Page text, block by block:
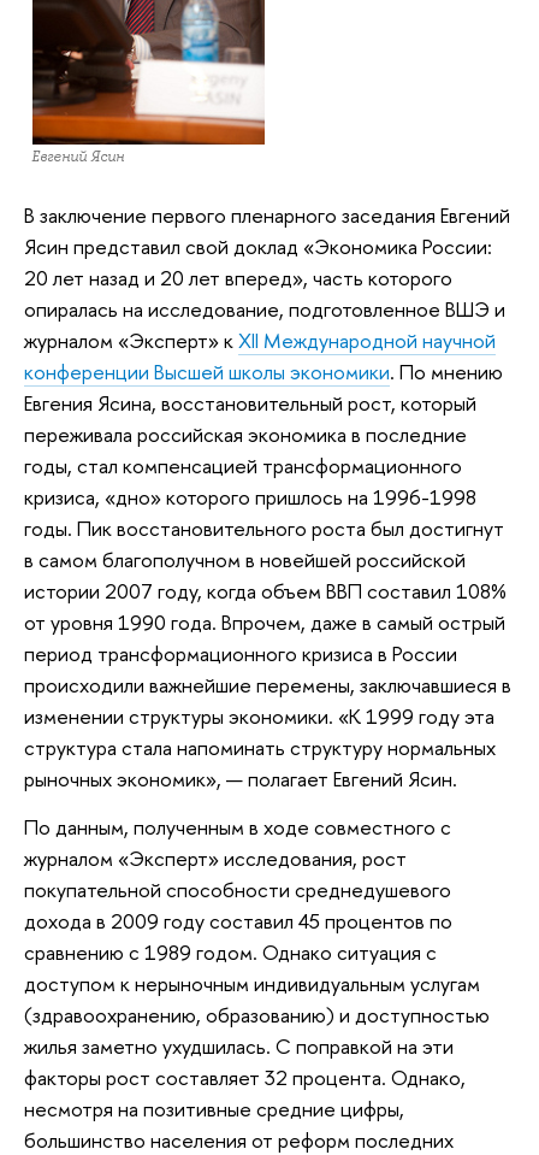
Евгений Ясин
В заключение первого пленарного заседания Евгений
Ясин представил свой доклад «Экономика России:
20 лет назад и 20 лет вперед», часть которого
опиралась на исследование, подготовленное ВШЭ и
журналом «Эксперт» кXII Международной научной
конференции Высшей школы экономики. По мнению
Евгения Ясина, восстановительный рост, который
переживала российская экономика в последние
годы, стал компенсацией трансформационного
кризиса, «дно» которого пришлось на 1996-1998
годы. Пик восстановительного роста был достигнут
в самом благополучном в новейшей российской
истории 2007 году, когда объем ВВП составил 108%
от уровня 1990 года. Впрочем, даже в самый острый
период трансформационного кризиса в России
происходили важнейшие перемены, заключавшиеся в
изменении структуры экономики. «К 1999 году эта
структура стала напоминать структуру нормальных
рыночных экономик», — полагает Евгений Ясин.
По данным, полученным в ходе совместного с
журналом «Эксперт» исследования, рост
покупательной способности среднедушевого
дохода в 2009 году составил 45 процентов по
сравнению с 1989 годом. Однако ситуация с
доступом к нерыночным индивидуальным услугам
(здравоохранению, образованию) и доступностью
жилья заметно ухудшилась. С поправкой на эти
факторы рост составляет 32 процента. Однако,
несмотря на позитивные средние цифры,
большинство населения от реформ последних